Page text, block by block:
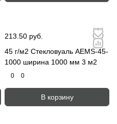
213.50 руб.
45 г/м2 Стекловуаль AEMS-45-
1000 ширина 1000 мм 3 м2
0 0
В корзину